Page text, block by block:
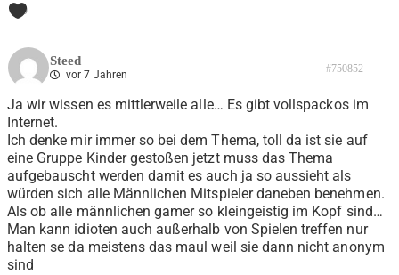
0
Steed
vor 7 Jahren #750852
Ja wir wissen es mittlerweile alle… Es gibt vollspackos im
Internet.
Ich denke mir immer so bei dem Thema, toll da ist sie auf
eine Gruppe Kinder gestoßen jetzt muss das Thema
aufgebauscht werden damit es auch ja so aussieht als
würden sich alle Männlichen Mitspieler daneben benehmen.
Als ob alle männlichen gamer so kleingeistig im Kopf sind…
Man kann idioten auch außerhalb von Spielen treffen nur
halten se da meistens das maul weil sie dann nicht anonym
sind